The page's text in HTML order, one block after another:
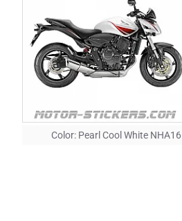
Color: Pearl Cool White NHA16